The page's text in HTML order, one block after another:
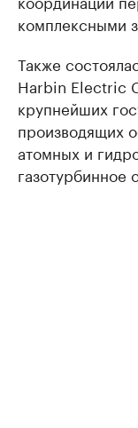
комплексными
Также
Harbin Electric
крупнейших
производящих
атомных и
газотурбинное